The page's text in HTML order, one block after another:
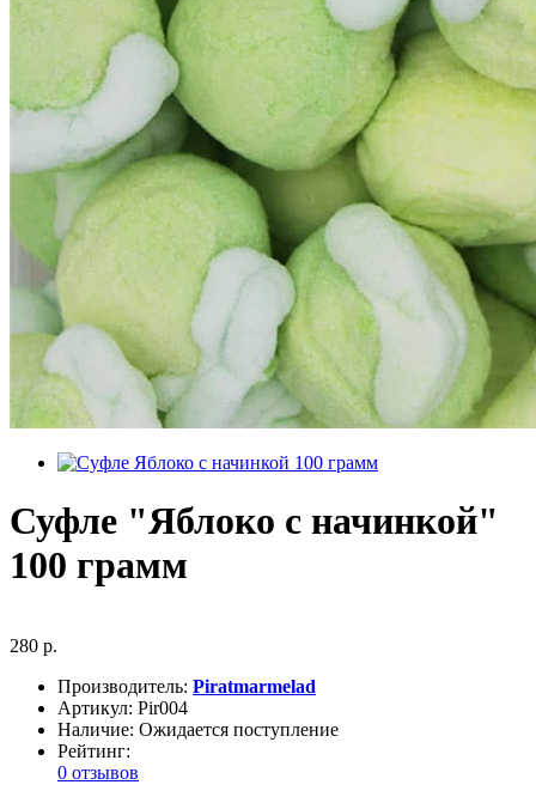
Суфле "Яблоко с начинкой"
100 грамм
280 р.
Производитель: Piratmarmelad
Артикул: Pir004
Наличие: Ожидается поступление
Рейтинг:
0 отзывов